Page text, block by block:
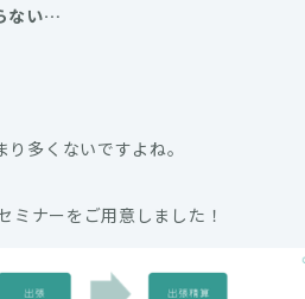
ない…
多くないですよね。
ミナーをご用意しました！